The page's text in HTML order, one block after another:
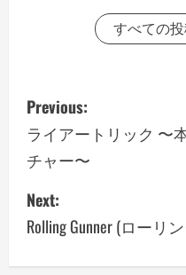
すべての
P
o
s
t
n
Previous:
ライアートリック 〜
チャー〜
Next:
Rolling Gunner (ローリ